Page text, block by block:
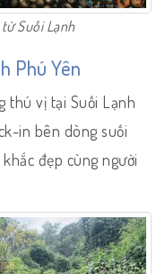
Suối Lạnh
Phú Yên
thú vị tại Suối Lạnh
in bên dòng suối
đẹp cùng người